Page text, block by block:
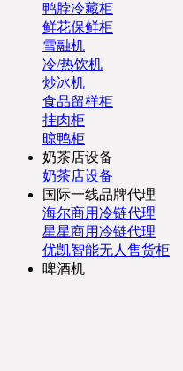
鸭脖冷藏柜
鲜花保鲜柜
雪融机
冷/热饮机
炒冰机
食品留样柜
挂肉柜
晾鸭柜
奶茶店设备
奶茶店设备
国际一线品牌代理
海尔商用冷链代理
星星商用冷链代理
优凯智能无人售货柜
啤酒机